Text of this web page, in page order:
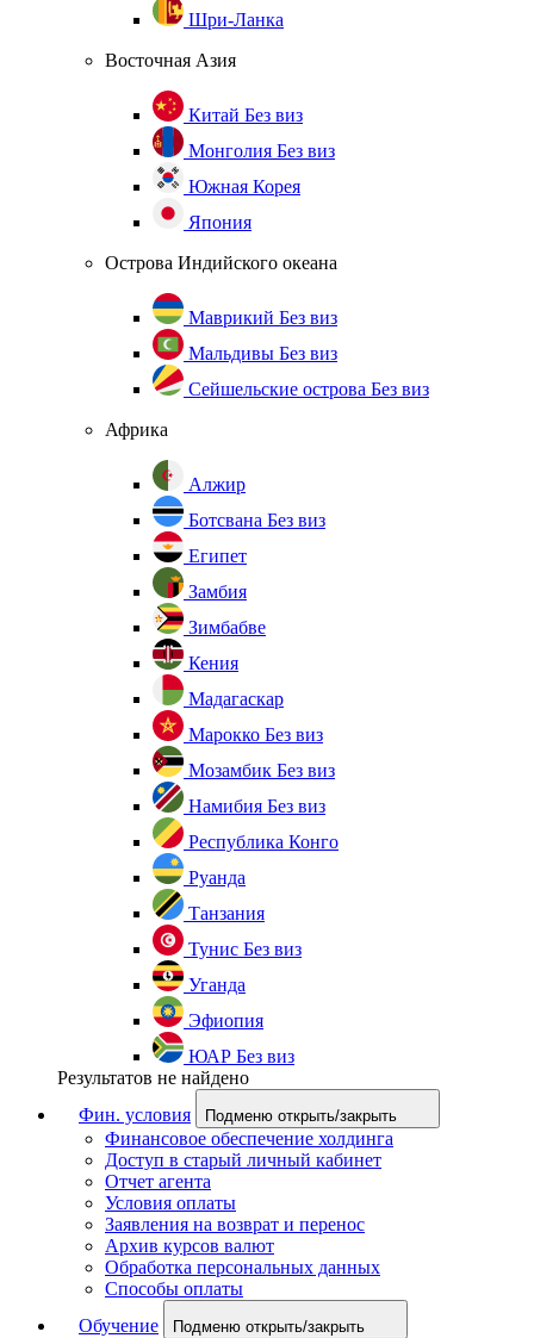
Шри-Ланка
Восточная Азия
Китай Без виз
Монголия Без виз
Южная Корея
Япония
Острова Индийского океана
Маврикий Без виз
Мальдивы Без виз
Сейшельские острова Без виз
Африка
Алжир
Ботсвана Без виз
Египет
Замбия
Зимбабве
Кения
Мадагаскар
Марокко Без виз
Мозамбик Без виз
Намибия Без виз
Республика Конго
Руанда
Танзания
Тунис Без виз
Уганда
Эфиопия
ЮАР Без виз
Результатов не найдено
Фин. условия
Подменю открыть/закрыть
Финансовое обеспечение холдинга
Доступ в старый личный кабинет
Отчет агента
Условия оплаты
Заявления на возврат и перенос
Архив курсов валют
Обработка персональных данных
Способы оплаты
Обучение
Подменю открыть/закрыть